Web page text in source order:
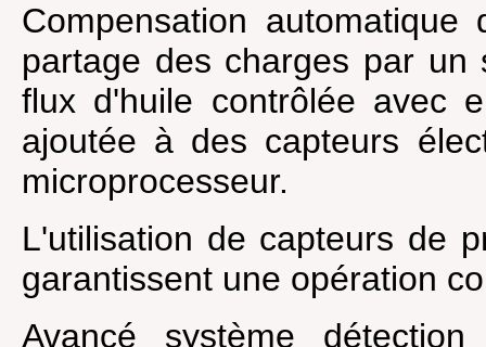
Compensation
partage des charges par un
flux d'huile contrôlée avec
ajoutée à des capteurs
microprocesseur.
L'utilisation de capteurs de
garantissent une opération
Avancé système